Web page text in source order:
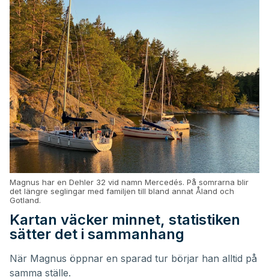
Magnus har en Dehler 32 vid namn Mercedés. På somrarna blir
det längre seglingar med familjen till bland annat Åland och
Gotland.
Kartan väcker minnet, statistiken
sätter det i sammanhang
När Magnus öppnar en sparad tur börjar han alltid på
samma ställe.